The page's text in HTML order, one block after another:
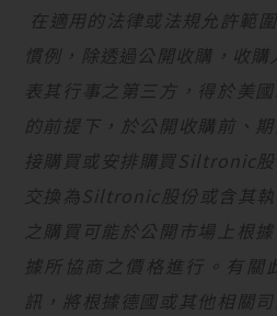
在適用的法律或法規允許範
慣例，除透過公開收購，收
表其行事之第三方，得於美
的前提下，於公開收購前、
接購買或安排購買Siltronic
交換為Siltronic 股份或含其
之購買可能於公開市場上根
據所協商之價格進行。有關
訊，將根據德國或其他相關